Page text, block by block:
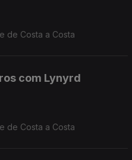
de Costa a Costa
com Lynyrd
de Costa a Costa